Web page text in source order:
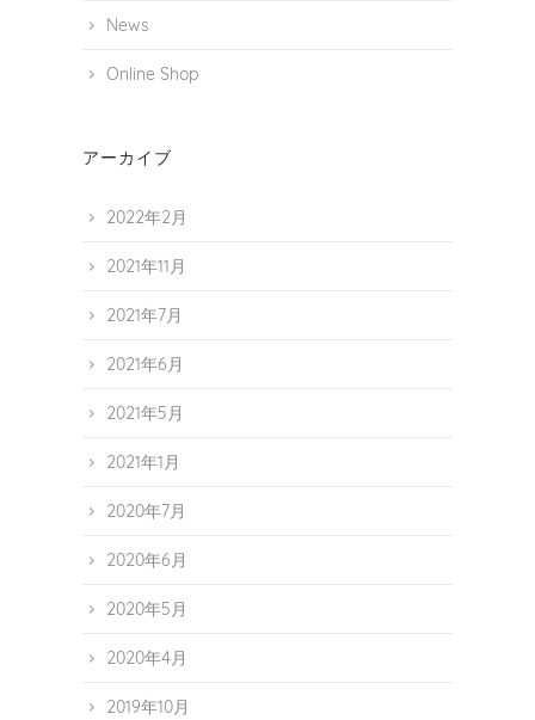
News
Online Shop
アーカイブ
2022年2月
2021年11月
2021年7月
2021年6月
2021年5月
2021年1月
2020年7月
2020年6月
2020年5月
2020年4月
2019年10月